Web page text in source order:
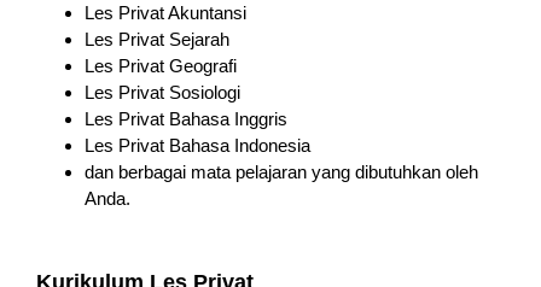
Les Privat Akuntansi
Les Privat Sejarah
Les Privat Geografi
Les Privat Sosiologi
Les Privat Bahasa Inggris
Les Privat Bahasa Indonesia
dan berbagai mata pelajaran yang dibutuhkan oleh
Anda.
Kurikulum Les Privat